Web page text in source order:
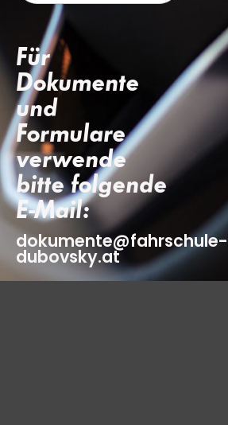
Für
Dokumente
und
Formulare
verwende
bitte folgende
E-Mail:
dokumente@fahrschule-
dubovsky.at